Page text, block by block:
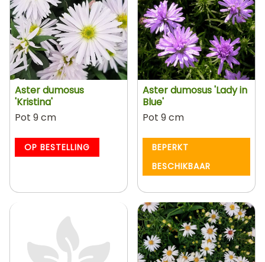
Aster dumosus
'Kristina'
Pot 9 cm
OP BESTELLING
Aster dumosus 'Lady in
Blue'
Pot 9 cm
BEPERKT
BESCHIKBAAR